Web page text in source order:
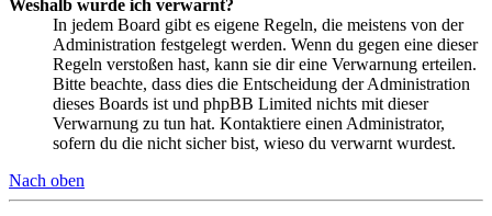
Weshalb wurde ich verwarnt?
In jedem Board gibt es eigene Regeln, die meistens von der
Administration festgelegt werden. Wenn du gegen eine dieser
Regeln verstoßen hast, kann sie dir eine Verwarnung erteilen.
Bitte beachte, dass dies die Entscheidung der Administration
dieses Boards ist und phpBB Limited nichts mit dieser
Verwarnung zu tun hat. Kontaktiere einen Administrator,
sofern du die nicht sicher bist, wieso du verwarnt wurdest.
Nach oben